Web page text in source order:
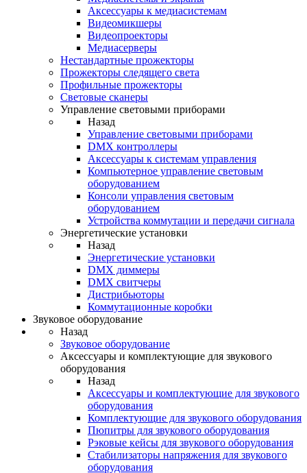
Аксессуары к медиасистемам
Видеомикшеры
Видеопроекторы
Медиасерверы
Нестандартные прожекторы
Прожекторы следящего света
Профильные прожекторы
Световые сканеры
Управление световыми приборами
Назад
Управление световыми приборами
DMX контроллеры
Аксессуары к системам управления
Компьютерное управление световым
оборудованием
Консоли управления световым
оборудованием
Устройства коммутации и передачи сигнала
Энергетические установки
Назад
Энергетические установки
DMX диммеры
DMX свитчеры
Дистрибьюторы
Коммутационные коробки
Звуковое оборудование
Назад
Звуковое оборудование
Аксессуары и комплектующие для звукового
оборудования
Назад
Аксессуары и комплектующие для звукового
оборудования
Комплектующие для звукового оборудования
Пюпитры для звукового оборудования
Рэковые кейсы для звукового оборудования
Стабилизаторы напряжения для звукового
оборудования